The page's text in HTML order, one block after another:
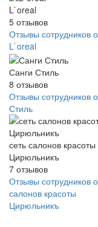
L`oreal
5 отзывов
Отзывы сотрудников о
L`oreal
Санги Стиль
8 отзывов
Отзывы сотрудников
Стиль
сеть салонов красоты
Цирюльникъ
7 отзывов
Отзывы сотрудников
салонов красоты
Цирюльникъ